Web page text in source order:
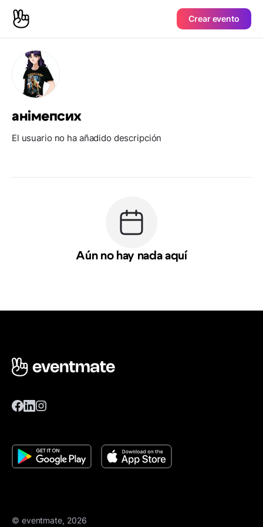
Crear evento
анімепсих
El usuario no ha añadido descripción
Aún no hay nada aquí
© eventmate, 2026